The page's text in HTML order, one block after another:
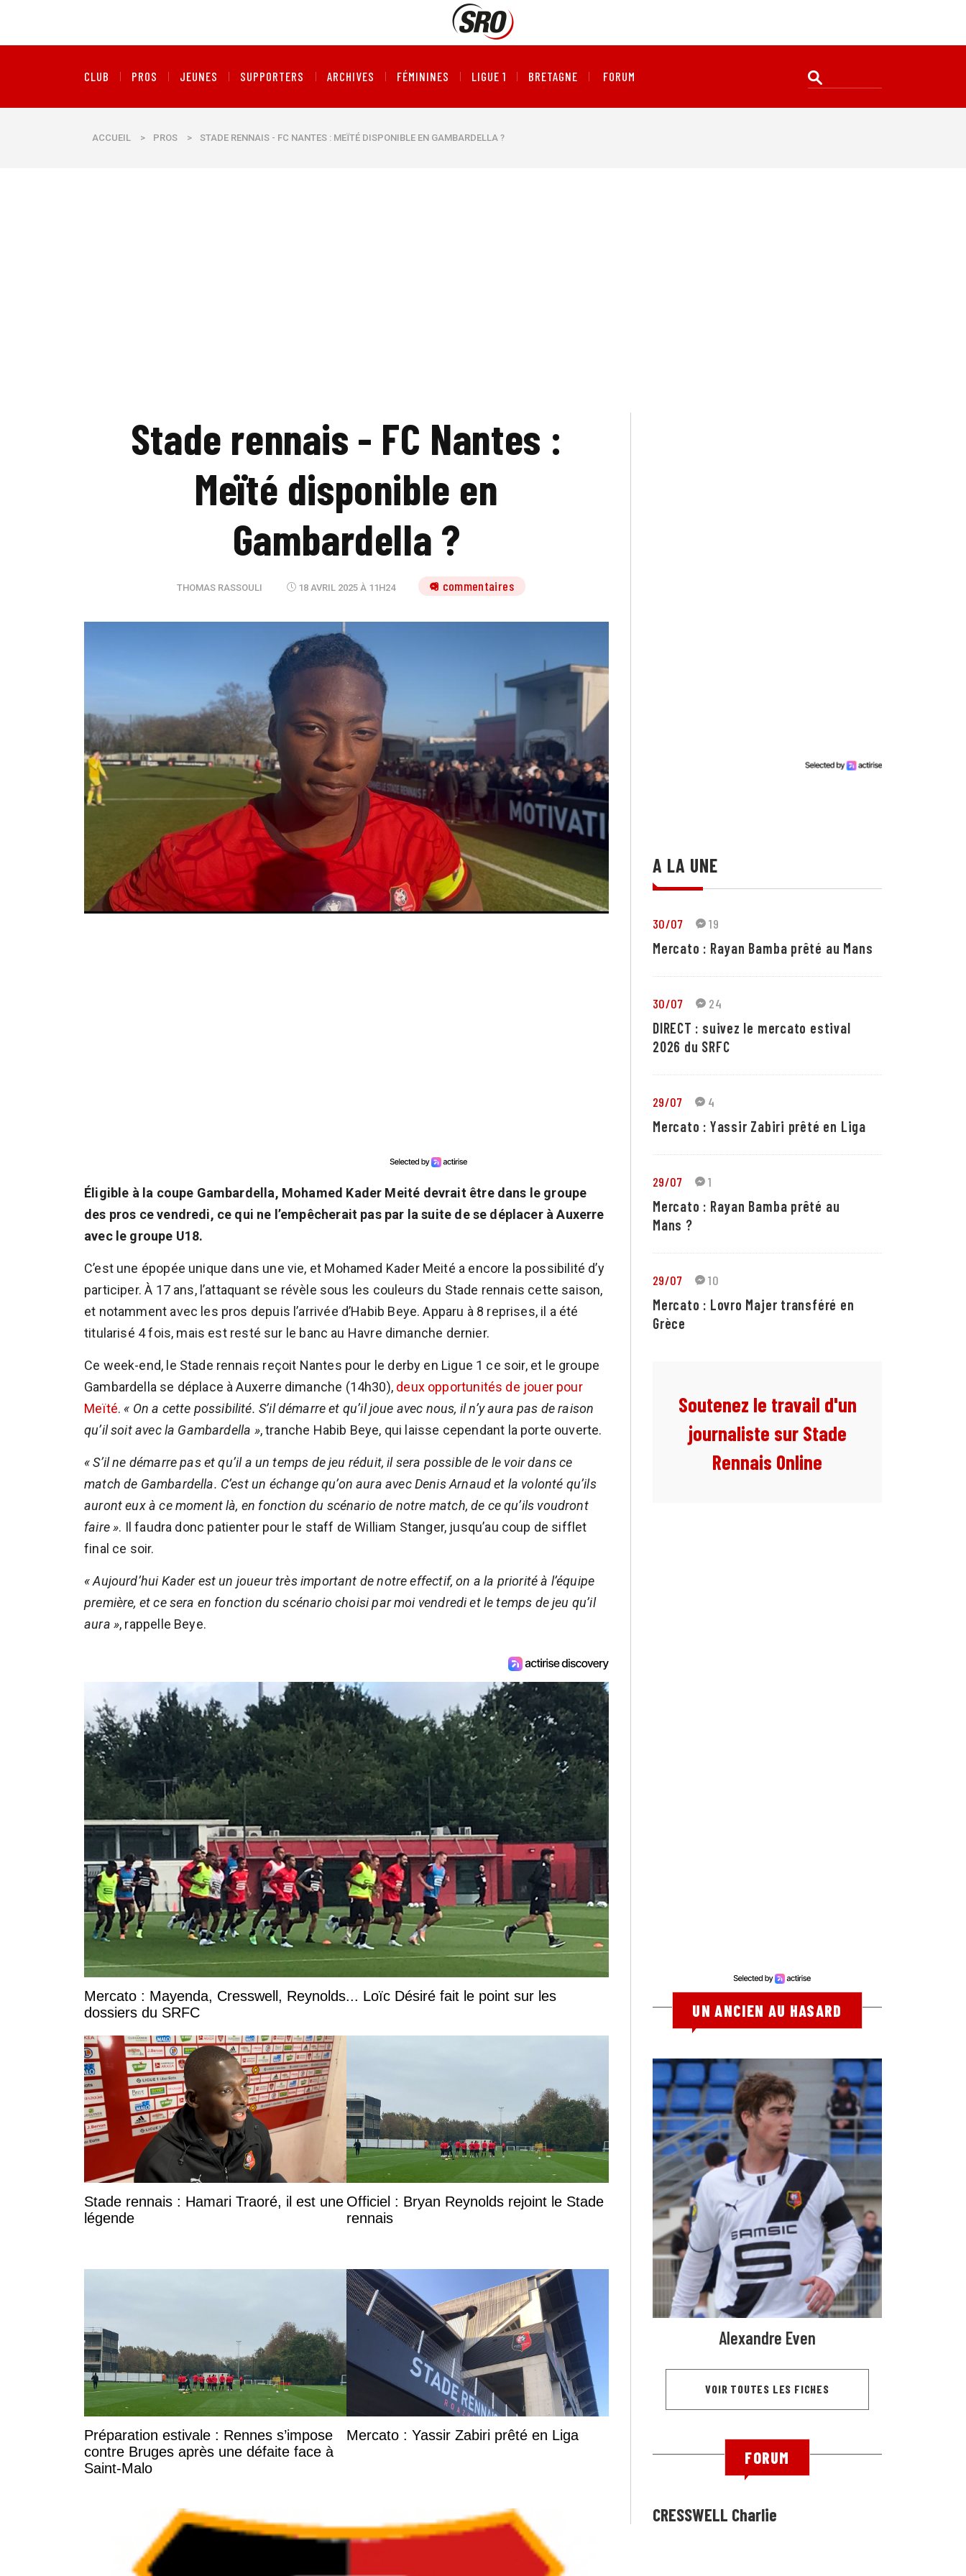
CLUB PROS JEUNES SUPPORTERS ARCHIVES FÉMININES LIGUE 1 BRETAGNE FORUM
ACCUEIL > PROS > STADE RENNAIS - FC NANTES : MEÏTÉ DISPONIBLE EN GAMBARDELLA ?
Stade rennais - FC Nantes :
Meïté disponible en
Gambardella ?
THOMAS RASSOULI 18 AVRIL 2025 À 11H24 9 commentaires
Éligible à la coupe Gambardella, Mohamed Kader Meité devrait être dans le groupe
des pros ce vendredi, ce qui ne l’empêcherait pas par la suite de se déplacer à Auxerre
avec le groupe U18.
C’est une épopée unique dans une vie, et Mohamed Kader Meité a encore la possibilité d’y
participer. À 17 ans, l’attaquant se révèle sous les couleurs du Stade rennais cette saison,
et notamment avec les pros depuis l’arrivée d’Habib Beye. Apparu à 8 reprises, il a été
titularisé 4 fois, mais est resté sur le banc au Havre dimanche dernier.
Ce week-end, le Stade rennais reçoit Nantes pour le derby en Ligue 1 ce soir, et le groupe
Gambardella se déplace à Auxerre dimanche (14h30), deux opportunités de jouer pour
Meïté. « On a cette possibilité. S’il démarre et qu’il joue avec nous, il n’y aura pas de raison
qu’il soit avec la Gambardella », tranche Habib Beye, qui laisse cependant la porte ouverte.
« S’il ne démarre pas et qu’il a un temps de jeu réduit, il sera possible de le voir dans ce
match de Gambardella. C’est un échange qu’on aura avec Denis Arnaud et la volonté qu’ils
auront eux à ce moment là, en fonction du scénario de notre match, de ce qu’ils voudront
faire ». Il faudra donc patienter pour le staff de William Stanger, jusqu’au coup de sifflet
final ce soir.
« Aujourd’hui Kader est un joueur très important de notre effectif, on a la priorité à l’équipe
première, et ce sera en fonction du scénario choisi par moi vendredi et le temps de jeu qu’il
aura », rappelle Beye.
Mercato : Mayenda, Cresswell, Reynolds... Loïc Désiré fait le point sur les
dossiers du SRFC
Stade rennais : Hamari Traoré, il est une
légende
Officiel : Bryan Reynolds rejoint le Stade
rennais
Préparation estivale : Rennes s’impose
contre Bruges après une défaite face à
Saint-Malo
Mercato : Yassir Zabiri prêté en Liga
A LA UNE
30/07 19
Mercato : Rayan Bamba prêté au Mans
30/07 24
DIRECT : suivez le mercato estival
2026 du SRFC
29/07 4
Mercato : Yassir Zabiri prêté en Liga
29/07 1
Mercato : Rayan Bamba prêté au
Mans ?
29/07 10
Mercato : Lovro Majer transféré en
Grèce
Soutenez le travail d'un
journaliste sur Stade
Rennais Online
UN ANCIEN AU HASARD
Alexandre Even
VOIR TOUTES LES FICHES
FORUM
CRESSWELL Charlie